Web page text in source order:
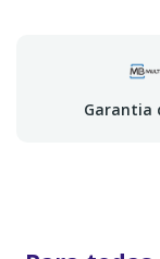
Garantia